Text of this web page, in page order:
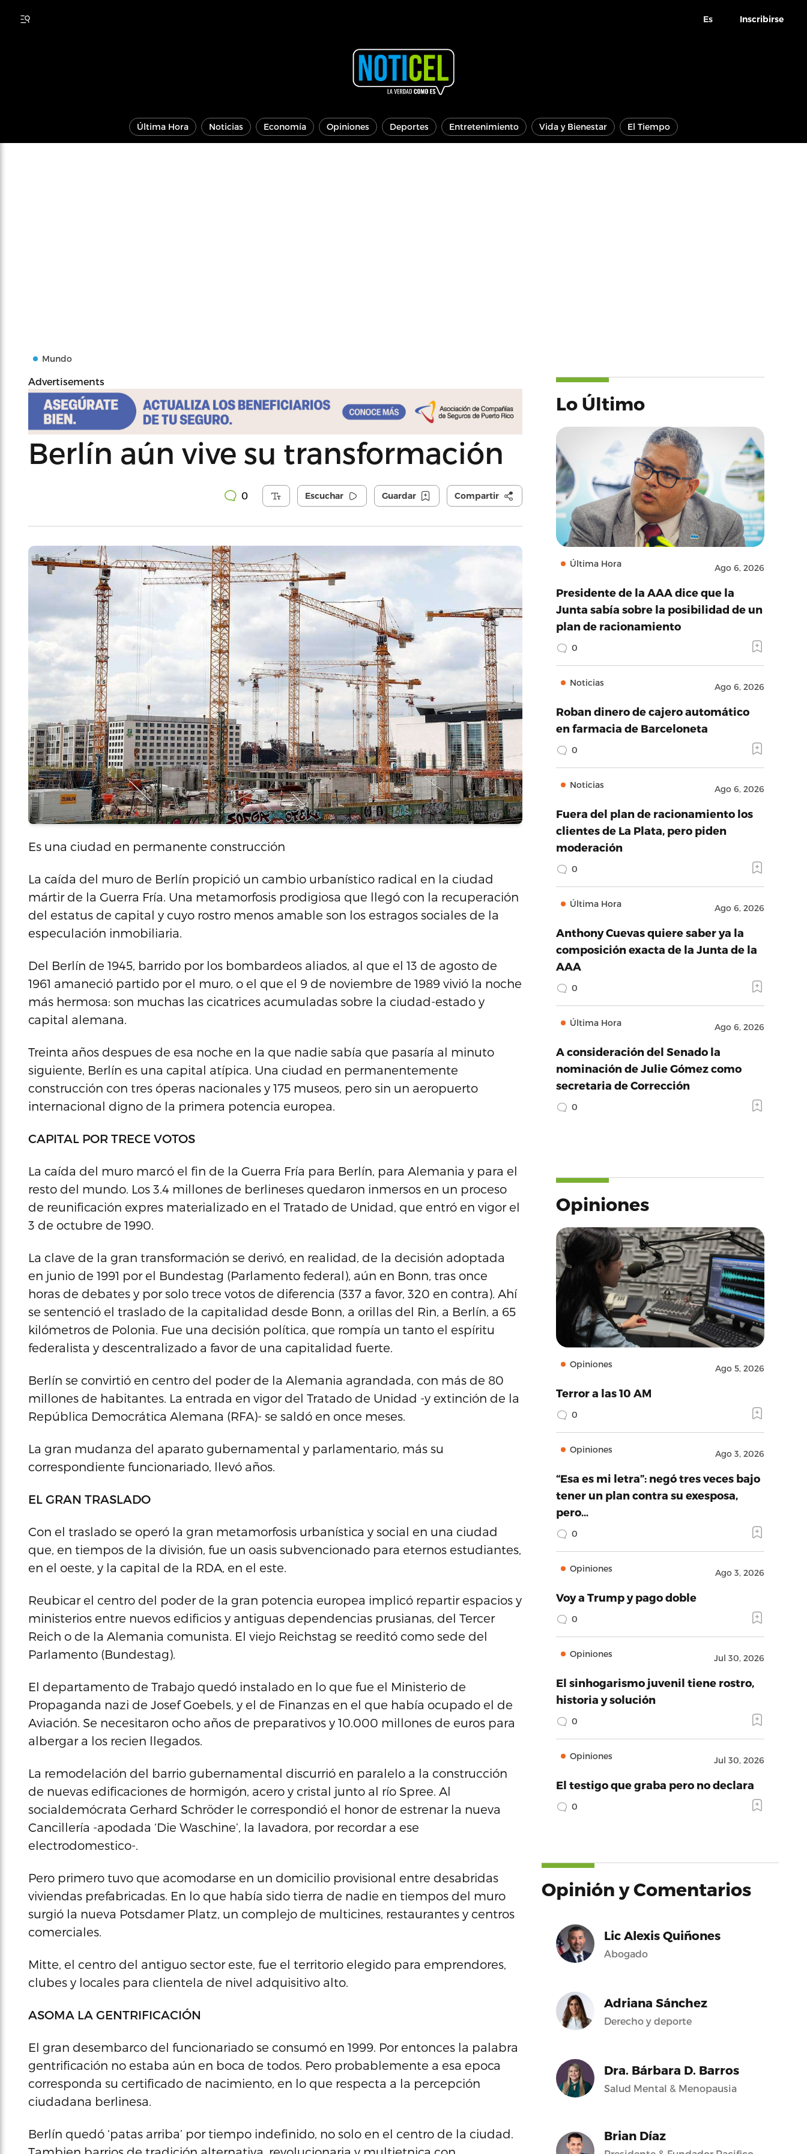
Es Inscribirse
Última Hora Noticias Economía Opiniones Deportes Entretenimiento Vida y Bienestar El Tiempo
Mundo
Advertisements
Berlín aún vive su transformación
0 Escuchar Guardar Compartir
Es una ciudad en permanente construcción
La caída del muro de Berlín propició un cambio urbanístico radical en la ciudad
mártir de la Guerra Fría. Una metamorfosis prodigiosa que llegó con la recuperación
del estatus de capital y cuyo rostro menos amable son los estragos sociales de la
especulación inmobiliaria.
Del Berlín de 1945, barrido por los bombardeos aliados, al que el 13 de agosto de
1961 amaneció partido por el muro, o el que el 9 de noviembre de 1989 vivió la noche
más hermosa: son muchas las cicatrices acumuladas sobre la ciudad-estado y
capital alemana.
Treinta años despues de esa noche en la que nadie sabía que pasaría al minuto
siguiente, Berlín es una capital atípica. Una ciudad en permanentemente
construcción con tres óperas nacionales y 175 museos, pero sin un aeropuerto
internacional digno de la primera potencia europea.
CAPITAL POR TRECE VOTOS
La caída del muro marcó el fin de la Guerra Fría para Berlín, para Alemania y para el
resto del mundo. Los 3.4 millones de berlineses quedaron inmersos en un proceso
de reunificación expres materializado en el Tratado de Unidad, que entró en vigor el
3 de octubre de 1990.
La clave de la gran transformación se derivó, en realidad, de la decisión adoptada
en junio de 1991 por el Bundestag (Parlamento federal), aún en Bonn, tras once
horas de debates y por solo trece votos de diferencia (337 a favor, 320 en contra). Ahí
se sentenció el traslado de la capitalidad desde Bonn, a orillas del Rin, a Berlín, a 65
kilómetros de Polonia. Fue una decisión política, que rompía un tanto el espíritu
federalista y descentralizado a favor de una capitalidad fuerte.
Berlín se convirtió en centro del poder de la Alemania agrandada, con más de 80
millones de habitantes. La entrada en vigor del Tratado de Unidad -y extinción de la
República Democrática Alemana (RFA)- se saldó en once meses.
La gran mudanza del aparato gubernamental y parlamentario, más su
correspondiente funcionariado, llevó años.
EL GRAN TRASLADO
Con el traslado se operó la gran metamorfosis urbanística y social en una ciudad
que, en tiempos de la división, fue un oasis subvencionado para eternos estudiantes,
en el oeste, y la capital de la RDA, en el este.
Reubicar el centro del poder de la gran potencia europea implicó repartir espacios y
ministerios entre nuevos edificios y antiguas dependencias prusianas, del Tercer
Reich o de la Alemania comunista. El viejo Reichstag se reeditó como sede del
Parlamento (Bundestag).
El departamento de Trabajo quedó instalado en lo que fue el Ministerio de
Propaganda nazi de Josef Goebels, y el de Finanzas en el que había ocupado el de
Aviación. Se necesitaron ocho años de preparativos y 10.000 millones de euros para
albergar a los recien llegados.
La remodelación del barrio gubernamental discurrió en paralelo a la construcción
de nuevas edificaciones de hormigón, acero y cristal junto al río Spree. Al
socialdemócrata Gerhard Schröder le correspondió el honor de estrenar la nueva
Cancillería -apodada ‘Die Waschine’, la lavadora, por recordar a ese
electrodomestico-.
Pero primero tuvo que acomodarse en un domicilio provisional entre desabridas
viviendas prefabricadas. En lo que había sido tierra de nadie en tiempos del muro
surgió la nueva Potsdamer Platz, un complejo de multicines, restaurantes y centros
comerciales.
Mitte, el centro del antiguo sector este, fue el territorio elegido para emprendores,
clubes y locales para clientela de nivel adquisitivo alto.
ASOMA LA GENTRIFICACIÓN
El gran desembarco del funcionariado se consumó en 1999. Por entonces la palabra
gentrificación no estaba aún en boca de todos. Pero probablemente a esa epoca
corresponda su certificado de nacimiento, en lo que respecta a la percepción
ciudadana berlinesa.
Berlín quedó ‘patas arriba’ por tiempo indefinido, no solo en el centro de la ciudad.
Lo Último
Última Hora Ago 6, 2026
Presidente de la AAA dice que la
Junta sabía sobre la posibilidad de un
plan de racionamiento
0
Noticias Ago 6, 2026
Roban dinero de cajero automático
en farmacia de Barceloneta
0
Noticias Ago 6, 2026
Fuera del plan de racionamiento los
clientes de La Plata, pero piden
moderación
0
Última Hora Ago 6, 2026
Anthony Cuevas quiere saber ya la
composición exacta de la Junta de la
AAA
0
Última Hora Ago 6, 2026
A consideración del Senado la
nominación de Julie Gómez como
secretaria de Corrección
0
Opiniones
Opiniones Ago 5, 2026
Terror a las 10 AM
0
Opiniones Ago 3, 2026
“Esa es mi letra”: negó tres veces bajo
tener un plan contra su exesposa,
pero…
0
Opiniones Ago 3, 2026
Voy a Trump y pago doble
0
Opiniones Jul 30, 2026
El sinhogarismo juvenil tiene rostro,
historia y solución
0
Opiniones Jul 30, 2026
El testigo que graba pero no declara
0
Opinión y Comentarios
Lic Alexis Quiñones
Abogado
Adriana Sánchez
Derecho y deporte
Dra. Bárbara D. Barros
Salud Mental & Menopausia
Brian Díaz